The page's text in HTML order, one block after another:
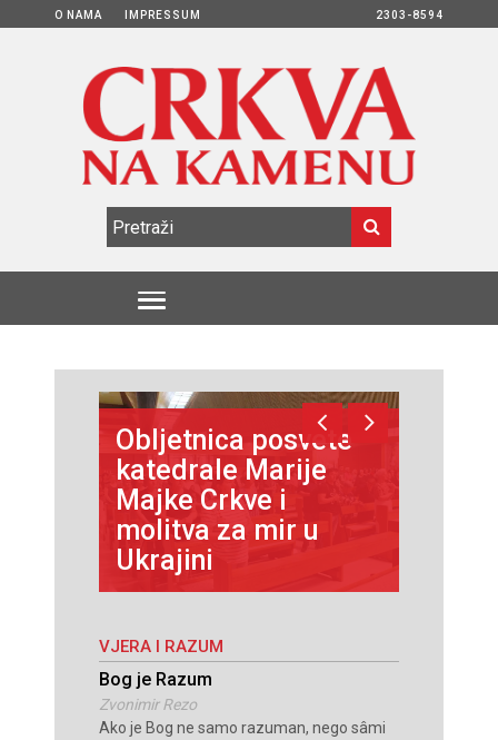
O NAMA IMPRESSUM 2303-8594
Obljetnica posvete
katedrale Marije
Majke Crkve i
molitva za mir u
Ukrajini
VJERA I RAZUM
Bog je Razum
Zvonimir Rezo
Ako je Bog ne samo razuman, nego sâmi